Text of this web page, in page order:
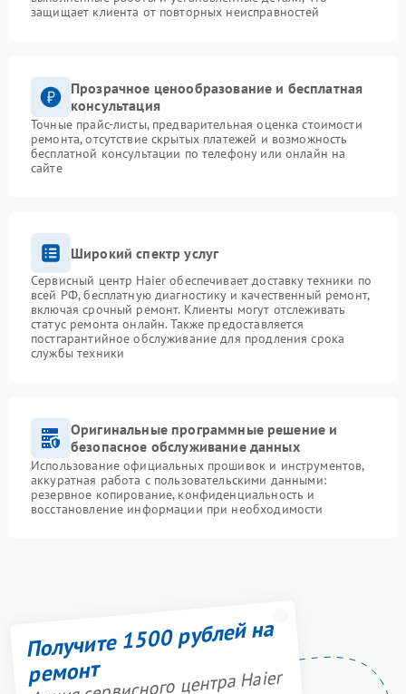
защищает клиента от повторных неисправностей
Прозрачное ценообразование и бесплатная
консультация
Точные прайс-листы, предварительная оценка стоимости
ремонта, отсутствие скрытых платежей и возможность
бесплатной консультации по телефону или онлайн на
сайте
Широкий спектр услуг
Сервисный центр Haier обеспечивает доставку техники по
всей РФ, бесплатную диагностику и качественный ремонт,
включая срочный ремонт. Клиенты могут отслеживать
статус ремонта онлайн. Также предоставляется
постгарантийное обслуживание для продления срока
службы техники
Оригинальные программные решение и
безопасное обслуживание данных
Использование официальных прошивок и инструментов,
аккуратная работа с пользовательскими данными:
резервное копирование, конфиденциальность и
восстановление информации при необходимости
Получите 1500 рублей на
ремонт